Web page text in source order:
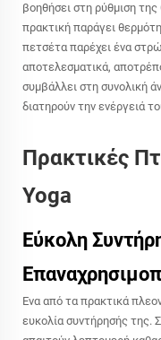
βοηθήσει στη ρύθμιση
πρακτική παράγει
πετσέτα παρέχει ένα
αποτελεσματικά,
συμβάλλει στη συνολική
διατηρούν την ενέργειά
Πρακτικές
Yoga
Εύκολη
Ένα από τα πρακτικά
ευκολία συντήρησής της.